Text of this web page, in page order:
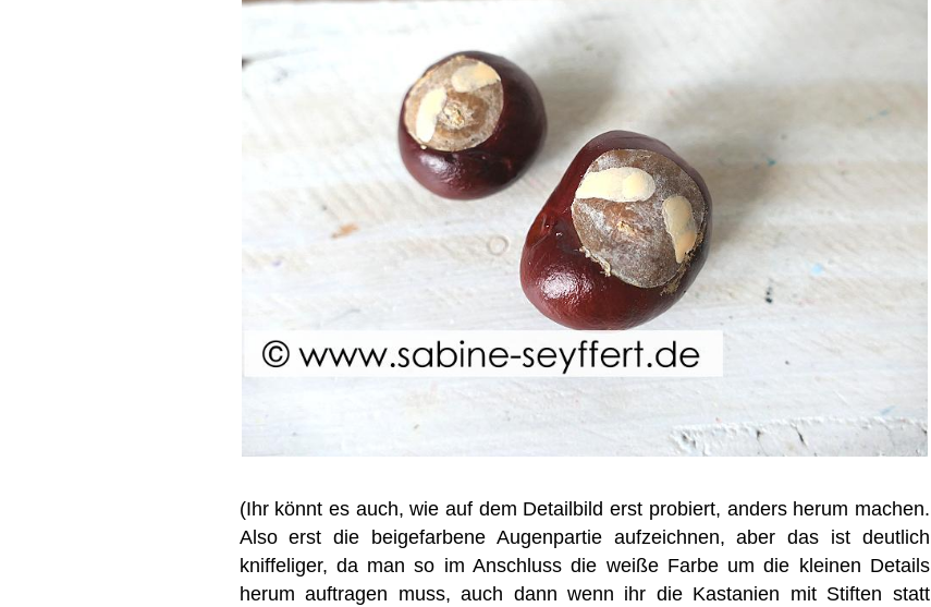
(Ihr könnt es auch, wie auf dem Detailbild erst probiert, anders herum machen.
Also erst die beigefarbene Augenpartie aufzeichnen, aber das ist deutlich
kniffeliger, da man so im Anschluss die weiße Farbe um die kleinen Details
herum auftragen muss, auch dann wenn ihr die Kastanien mit Stiften statt